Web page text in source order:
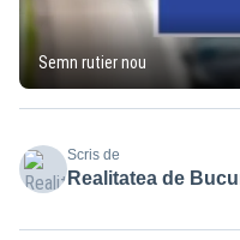
Semn rutier nou
Scris de
Realitatea de